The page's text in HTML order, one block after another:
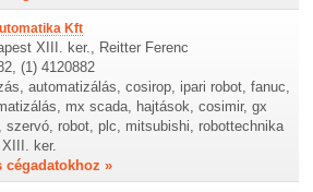
Kft
XIII. ker., Reitter Ferenc
(1) 4120882
automatizálás, cosirop, ipari robot, fanuc,
mx scada, hajtások, cosimir, gx
szervó, robot, plc, mitsubishi, robottechnika
ker.
cégadatokhoz »